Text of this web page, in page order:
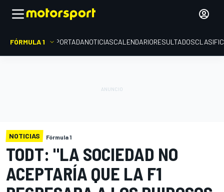
FÓRMULA 1 PORTADANOTICIASCALENDARIORESULTADOS
NOTICIAS Fórmula 1
TODT: "LA SOCIEDAD NO
ACEPTARÍA QUE LA F1